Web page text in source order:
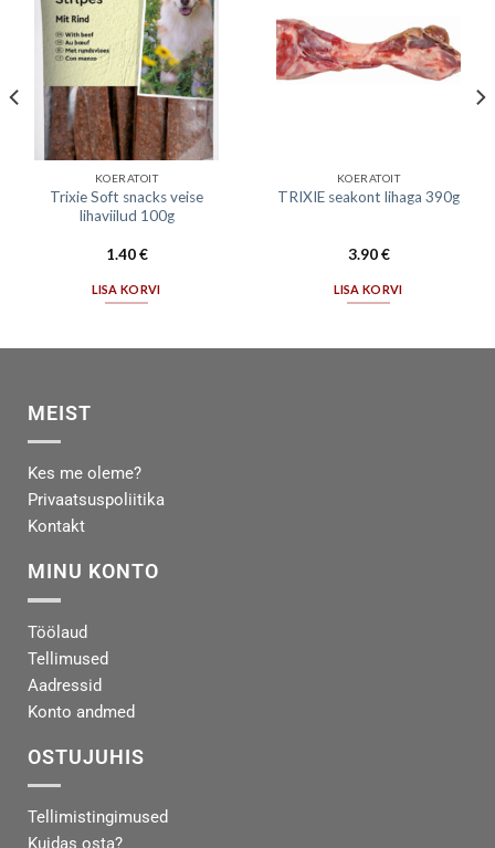
KOERATOIT
Trixie Soft snacks veise
lihaviilud 100g
1.40€
LISA KORVI
KOERATOIT
TRIXIE seakont lihaga 390g
3.90€
LISA KORVI
MEIST
Kes me oleme?
Privaatsuspoliitika
Kontakt
MINU KONTO
Töölaud
Tellimused
Aadressid
Konto andmed
OSTUJUHIS
Tellimistingimused
Kuidas osta?